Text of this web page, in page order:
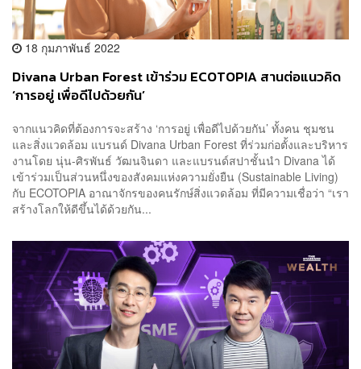
18 กุมภาพันธ์ 2022
Divana Urban Forest เข้าร่วม ECOTOPIA สานต่อแนวคิด
‘การอยู่ เพื่อดีไปด้วยกัน’
จากแนวคิดที่ต้องการจะสร้าง ‘การอยู่ เพื่อดีไปด้วยกัน’ ทั้งคน ชุมชน
และสิ่งแวดล้อม แบรนด์ Divana Urban Forest ที่ร่วมก่อตั้งและบริหาร
งานโดย นุ่น-ศิรพันธ์ วัฒนจินดา และแบรนด์สปาชั้นนำ Divana ได้
เข้าร่วมเป็นส่วนหนึ่งของสังคมแห่งความยั่งยืน (Sustainable Living)
กับ ECOTOPIA อาณาจักรของคนรักษ์สิ่งแวดล้อม ที่มีความเชื่อว่า “เรา
สร้างโลกให้ดีขึ้นได้ด้วยกัน...